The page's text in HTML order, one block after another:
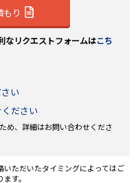
り
なリクエストフォームはこち
い
ださい
め、詳細はお問い合わせくださ
ただいたタイミングによってはご
す。